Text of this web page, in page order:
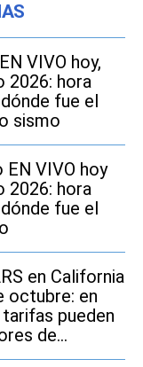
VIVO hoy,
2026: hora
fue el
sismo
VIVO hoy
2026: hora
fue el
en California
octubre: en
pueden
de